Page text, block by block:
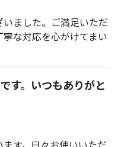
ました。ご満足いただ
な対応を心がけてまい
す。いつもありがと